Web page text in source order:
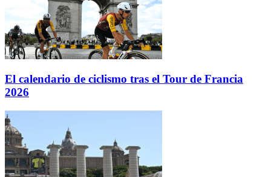
El calendario de ciclismo tras el Tour de Francia
2026